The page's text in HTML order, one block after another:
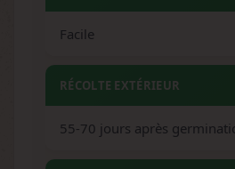
Facile
RÉCOLTE EXTÉRIEUR
55-70 jours après